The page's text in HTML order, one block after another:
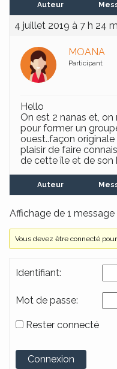
Auteur
4 juillet 2019 à 7 h 24
MOANA
Participant
Hello
On est 2 nanas et,
pour former un
ouest..façon originale
plaisir de faire
de cette île et de son
Auteur
Affichage de 1 message
Vous devez être connecté
Identifiant:
Mot de passe:
Rester connecté
Alternative:
Connexion